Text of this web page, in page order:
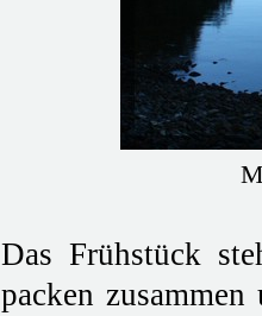
Das Frühstück
packen